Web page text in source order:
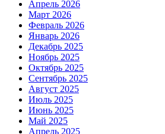
Апрель 2026
Март 2026
Февраль 2026
Январь 2026
Декабрь 2025
Ноябрь 2025
Октябрь 2025
Сентябрь 2025
Август 2025
Июль 2025
Июнь 2025
Май 2025
Апрель 2025